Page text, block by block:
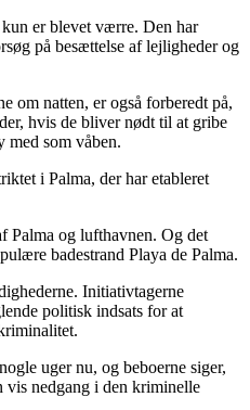
er blevet værre. Den har
på besættelse af lejligheder og
om natten, er også forberedt på,
hvis de bliver nødt til at gribe
med som våben.
i Palma, der har etableret
Palma og lufthavnen. Og det
badestrand Playa de Palma.
Initiativtagerne
politisk indsats for at
uger nu, og beboerne siger,
vis nedgang i den kriminelle